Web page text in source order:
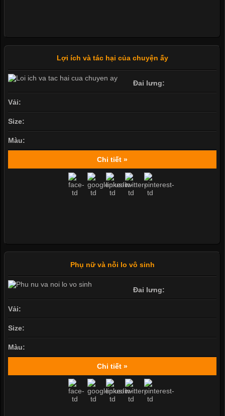
Lợi ích và tác hại của chuyện ấy
Đai lưng:
Vải:
Size:
Màu:
Chi tiết »
Phụ nữ và nỗi lo vô sinh
Đai lưng:
Vải:
Size:
Màu:
Chi tiết »